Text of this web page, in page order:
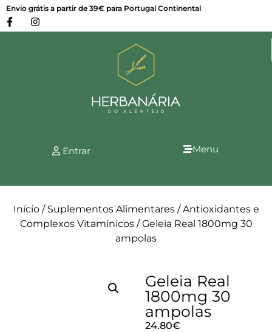
Envio grátis a partir de 39€ para Portugal Continental
Entrar Menu
Início/ Suplementos Alimentares/Antioxidantes e
Complexos Vitamínicos/ Geleia Real 1800mg 30
ampolas
Geleia Real
1800mg 30
ampolas
24.80€